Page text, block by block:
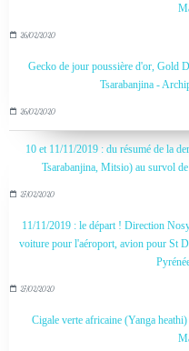
26/02/2020
Gecko de jour poussière d'or, Gold
Tsarabanjina -
26/02/2020
10 et 11/11/2019 : du résumé de la
Tsarabanjina, Mitsio) au survol
27/02/2020
11/11/2019 : le départ ! Direction
voiture pour l'aéroport, avion pour St
27/02/2020
Cigale verte africaine (Yanga